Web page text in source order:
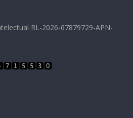
RL-2026-67879729-APN-